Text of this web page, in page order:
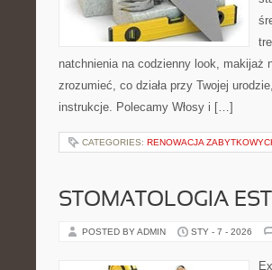
natchnienia na codzienny look, makijaż
zrozumieć, co działa przy Twojej
instrukcje. Polecamy Włosy i […]
CATEGORIES: RENOWACJA
STOMATOLOGIA
POSTED BY ADMIN STY - 7 - 2026